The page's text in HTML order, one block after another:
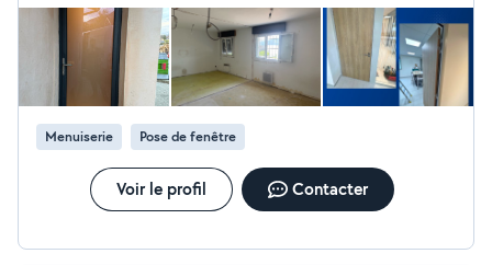
professionnel. Grâce à notre savoir-faire, notre
réactivité et notre professionnalisme, Depser
Fermetures vous garantit confort, sécurité et tranquillité
d'esprit. Faites appel à un spécialiste de la menuiserie
extérieure pour des prestations fiables et durables.
Menuiserie Pose de fenêtre
Voir le profil Contacter